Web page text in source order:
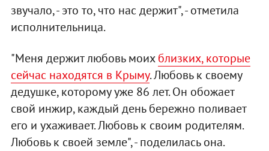
звучало, - это то, что нас держит", - отметила
исполнительница.
"Меня держит любовь моихблизких, которые
сейчас находятся в Крыму. Любовь к своему
дедушке, которому уже 86 лет. Он обожает
свой инжир, каждый день бережно поливает
его и ухаживает. Любовь к своим родителям.
Любовь к своей земле", - поделилась она.